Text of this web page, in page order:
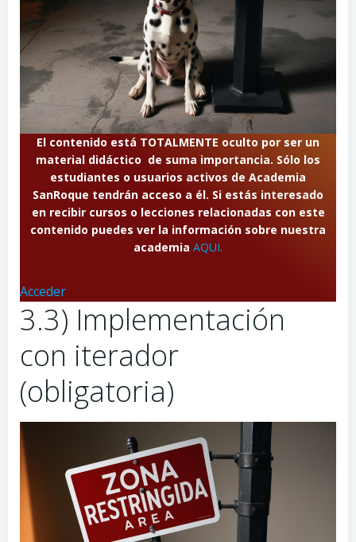
El contenido está TOTALMENTE oculto por ser un
material didáctico de suma importancia. Sólo los
estudiantes o usuarios activos de Academia
SanRoque tendrán acceso a él. Si estás interesado
en recibir cursos o lecciones relacionadas con este
contenido puedes ver la información sobre nuestra
academia AQUI.
Acceder
3.3) Implementación
con iterador
(obligatoria)